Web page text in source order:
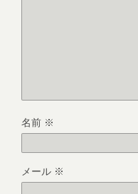
名前 ※
メール ※